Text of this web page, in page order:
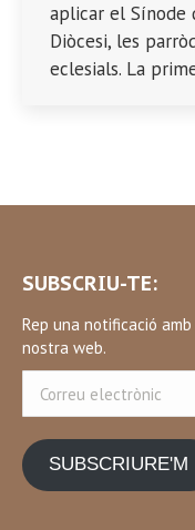
aplicar el Sínode
Diòcesi, les
eclesials. La
SUBSCRIU-TE:
Rep una notificació
nostra web.
electrònic
SUBSCRIURE'M